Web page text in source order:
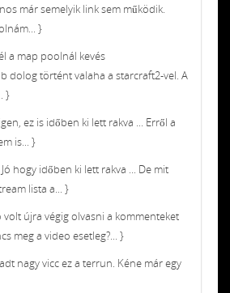
már semelyik link sem működik.
}
a map poolnál kevés
dolog történt valaha a starcraft2-vel. A
}
ez is időben ki lett rakva ... Erről a
is... }
hogy időben ki lett rakva ... De mit
lista a... }
volt újra végig olvasni a kommenteket
meg a video esetleg?... }
nagy vicc ez a terrun. Kéne már egy